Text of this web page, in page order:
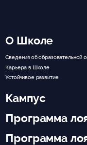
О Школе
Сведения об образовательной
Карьера в Школе
Устойчивое развитие
Кампус
Программа
Программа